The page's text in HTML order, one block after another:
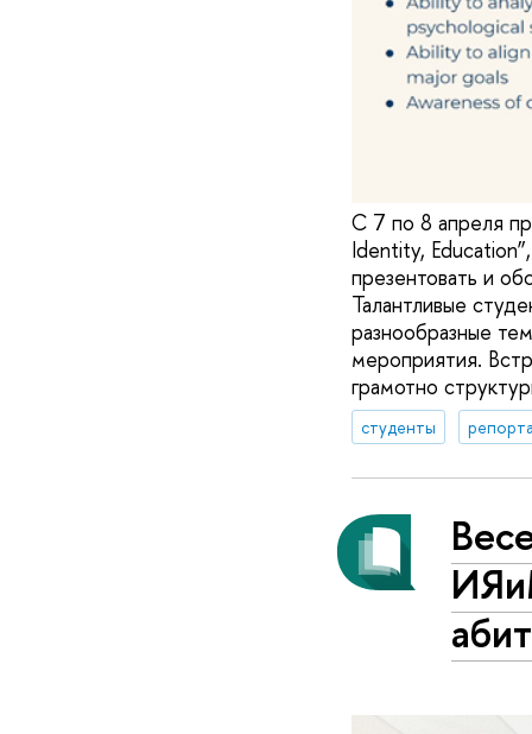
С 7 по 8 апреля
Identity,
презентовать и
Талантливые
разнообразные
мероприятия.
грамотно
студенты